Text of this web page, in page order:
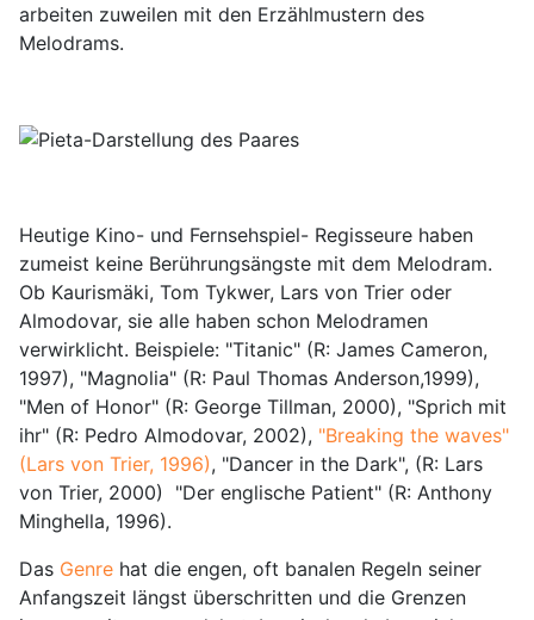
arbeiten zuweilen mit den Erzählmustern des
Melodrams.
Heutige Kino- und Fernsehspiel- Regisseure haben
zumeist keine Berührungsängste mit dem Melodram.
Ob Kaurismäki, Tom Tykwer, Lars von Trier oder
Almodovar, sie alle haben schon Melodramen
verwirklicht. Beispiele: "Titanic" (R: James Cameron,
1997), "Magnolia" (R: Paul Thomas Anderson,1999),
"Men of Honor" (R: George Tillman, 2000), "Sprich mit
ihr" (R: Pedro Almodovar, 2002), "Breaking the waves"
(Lars von Trier, 1996), "Dancer in the Dark", (R: Lars
von Trier, 2000) "Der englische Patient" (R: Anthony
Minghella, 1996).
Das Genre hat die engen, oft banalen Regeln seiner
Anfangszeit längst überschritten und die Grenzen